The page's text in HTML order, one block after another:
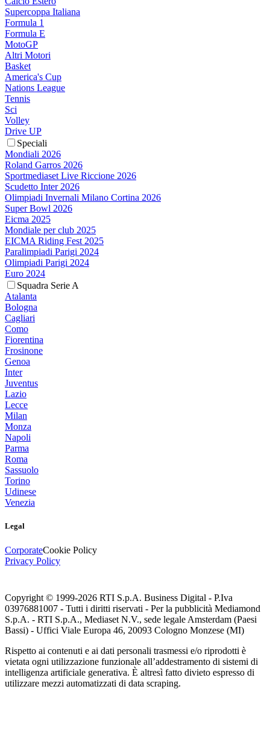
Supercoppa Italiana
Formula 1
Formula E
MotoGP
Altri Motori
Basket
America's Cup
Nations League
Tennis
Sci
Volley
Drive UP
Speciali
Mondiali 2026
Roland Garros 2026
Sportmediaset Live Riccione 2026
Scudetto Inter 2026
Olimpiadi Invernali Milano Cortina 2026
Super Bowl 2026
Eicma 2025
Mondiale per club 2025
EICMA Riding Fest 2025
Paralimpiadi Parigi 2024
Olimpiadi Parigi 2024
Euro 2024
Squadra Serie A
Atalanta
Bologna
Cagliari
Como
Fiorentina
Frosinone
Genoa
Inter
Juventus
Lazio
Lecce
Milan
Monza
Napoli
Parma
Roma
Sassuolo
Torino
Udinese
Venezia
Legal
CorporateCookie Policy
Privacy Policy
Copyright © 1999-2026 RTI S.p.A. Business Digital - P.Iva
03976881007 - Tutti i diritti riservati - Per la pubblicità Mediamond
S.p.A. - RTI S.p.A., Mediaset N.V., sede legale Amsterdam (Paesi
Bassi) - Uffici Viale Europa 46, 20093 Cologno Monzese (MI)
Rispetto ai contenuti e ai dati personali trasmessi e/o riprodotti è
vietata ogni utilizzazione funzionale all’addestramento di sistemi di
intelligenza artificiale generativa. È altresì fatto divieto espresso di
utilizzare mezzi automatizzati di data scraping.